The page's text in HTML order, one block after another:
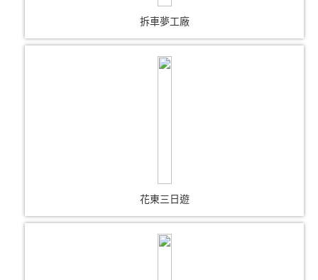
拆車夢工廠
花東三日遊